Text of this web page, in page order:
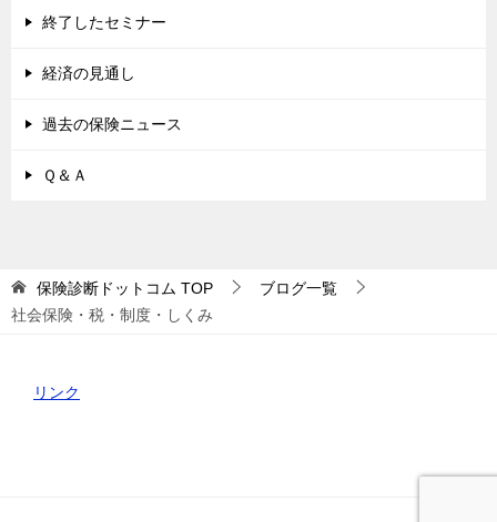
終了したセミナー
経済の見通し
過去の保険ニュース
Ｑ＆Ａ
保険診断ドットコム TOP
ブログ一覧
社会保険・税・制度・しくみ
リンク